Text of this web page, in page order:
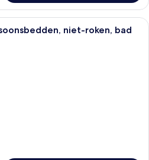
Een hotelkamer met twee bedden,
niet-roken, bad